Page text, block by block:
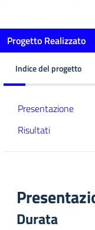
Progetto Realizzato
Indice del progetto
Presentazione
Risultati
Durata